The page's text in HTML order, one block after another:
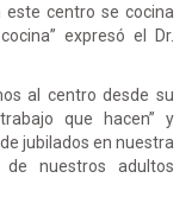
este centro se cocina
expresó el Dr.
al centro desde su
que hacen” y
jubilados en nuestra
nuestros adultos